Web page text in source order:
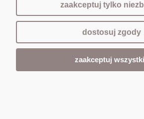
zaakceptuj tylko
dostosuj zgody
zaakceptuj